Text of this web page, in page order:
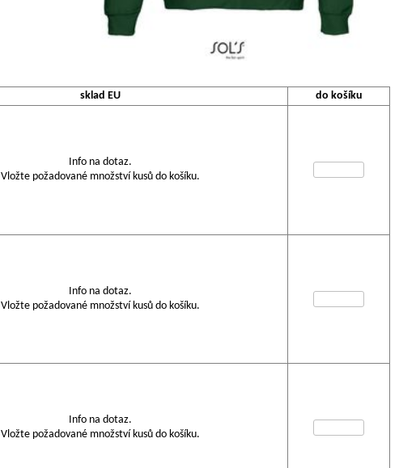
sklad EU do košíku
Info na dotaz.
Vložte požadované množství kusů do košíku.
Info na dotaz.
Vložte požadované množství kusů do košíku.
Info na dotaz.
Vložte požadované množství kusů do košíku.